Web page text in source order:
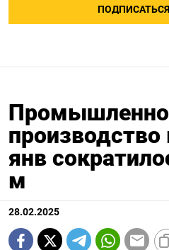
ПОДПИСАТЬСЯ
производство
янв
м
28.02.2025